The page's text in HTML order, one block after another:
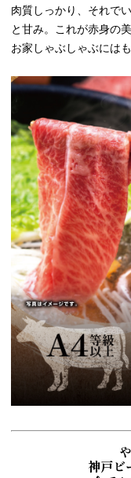
肉質しっかり、それで
と甘み。これが赤身の美
お家しゃぶしゃぶには
神戸ビ